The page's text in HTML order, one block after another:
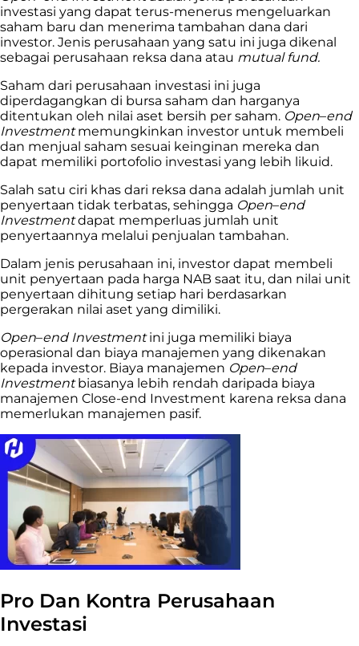
investasi yang dapat terus-menerus mengeluarkan
saham baru dan menerima tambahan dana dari
investor. Jenis perusahaan yang satu ini juga dikenal
sebagai perusahaan reksa dana atau mutual fund.
Saham dari perusahaan investasi ini juga
diperdagangkan di bursa saham dan harganya
ditentukan oleh nilai aset bersih per saham. Open–end
Investmentmemungkinkan investor untuk membeli
dan menjual saham sesuai keinginan mereka dan
dapat memiliki portofolio investasi yang lebih likuid.
Salah satu ciri khas dari reksa dana adalah jumlah unit
penyertaan tidak terbatas, sehingga Open–end
Investmentdapat memperluas jumlah unit
penyertaannya melalui penjualan tambahan.
Dalam jenis perusahaan ini, investor dapat membeli
unit penyertaan pada harga NAB saat itu, dan nilai unit
penyertaan dihitung setiap hari berdasarkan
pergerakan nilai aset yang dimiliki.
Open–end Investmentini juga memiliki biaya
operasional dan biaya manajemen yang dikenakan
kepada investor. Biaya manajemen Open–end
Investmentbiasanya lebih rendah daripada biaya
manajemen Close-end Investment karena reksa dana
memerlukan manajemen pasif.
Pro Dan Kontra Perusahaan
Investasi